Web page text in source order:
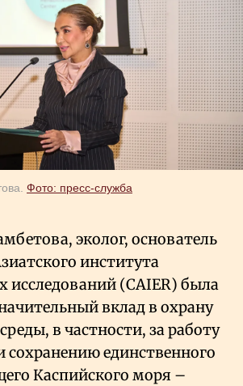
Фото: пресс-служба
эколог, основатель
института
исследований (CAIER) была
вклад в охрану
в частности, за работу
сохранению единственного
Каспийского моря –